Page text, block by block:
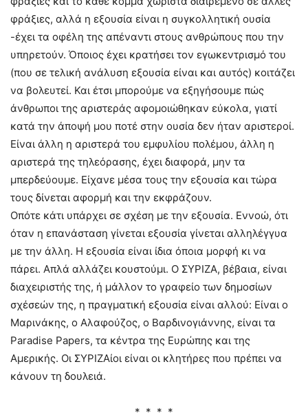
φράξιες, αλλά η εξουσία είναι η συγκολλητική ουσία
-έχει τα οφέλη της απέναντι στους ανθρώπους που την
υπηρετούν. Όποιος έχει κρατήσει τον εγωκεντρισμό του
(που σε τελική ανάλυση εξουσία είναι και αυτός) κοιτάζει
να βολευτεί. Και έτσι μπορούμε να εξηγήσουμε πώς
άνθρωποι της αριστεράς αφομοιώθηκαν εύκολα, γιατί
κατά την άποψή μου ποτέ στην ουσία δεν ήταν αριστεροί.
Είναι άλλη η αριστερά του εμφυλίου πολέμου, άλλη η
αριστερά της τηλεόρασης, έχει διαφορά, μην τα
μπερδεύουμε. Είχανε μέσα τους την εξουσία και τώρα
τους δίνεται αφορμή και την εκφράζουν.
Οπότε κάτι υπάρχει σε σχέση με την εξουσία. Εννοώ, ότι
όταν η επανάσταση γίνεται εξουσία γίνεται αλληλέγγυα
με την άλλη. Η εξουσία είναι ίδια όποια μορφή κι να
πάρει. Απλά αλλάζει κουστούμι. Ο ΣΥΡΙΖΑ, βέβαια, είναι
διαχειριστής της, ή μάλλον το γραφείο των δημοσίων
σχέσεών της, η πραγματική εξουσία είναι αλλού: Είναι ο
Μαρινάκης, ο Αλαφούζος, ο Βαρδινογιάννης, είναι τα
Paradise Papers, τα κέντρα της Ευρώπης και της
Αμερικής. Οι ΣΥΡΙΖΑίοι είναι οι κλητήρες που πρέπει να
κάνουν τη δουλειά.
* * * *